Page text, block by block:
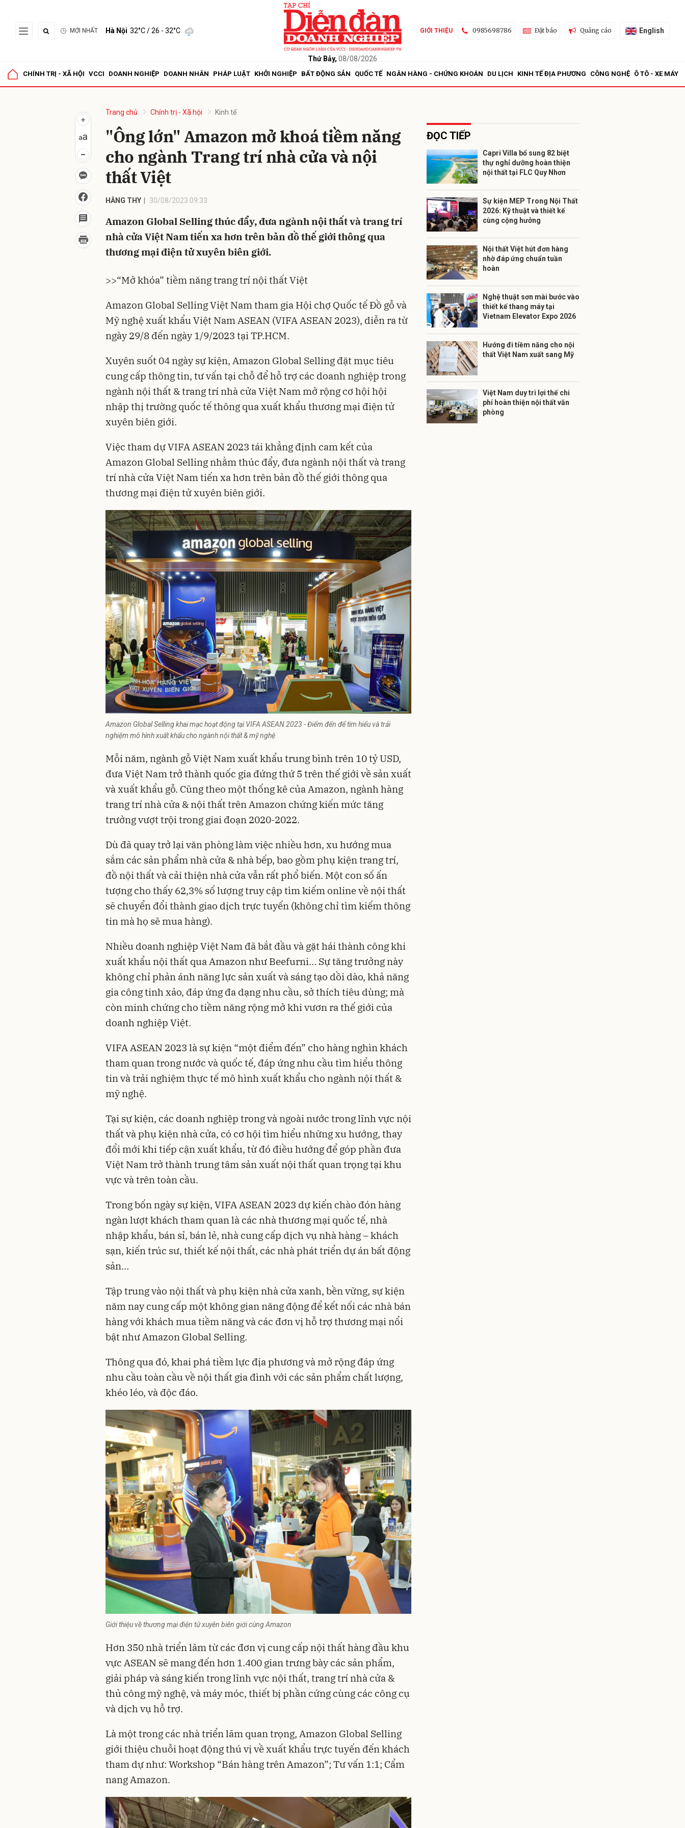
MỚI NHẤT Hà Nội 32°C/ 26 - 32°C
Thứ Bảy, 08/08/2026
GIỚI THIỆU 0985698786 Đặt báo Quảng cáo English
CHÍNH TRỊ - XÃ HỘI VCCI DOANH NGHIỆP DOANH NHÂN PHÁP LUẬT KHỞI NGHIỆP BẤT ĐỘNG SẢN QUỐC TẾ NGÂN HÀNG - CHỨNG KHOÁN DU LỊCH KINH TẾ ĐỊA PHƯƠNG CÔNG NGHỆ Ô TÔ - XE MÁY
Trang chủ Chính trị - Xã hội Kinh tế
"Ông lớn" Amazon mở khoá tiềm năng
cho ngành Trang trí nhà cửa và nội
thất Việt
HẰNG THY 30/08/2023 09:33
Amazon Global Selling thúc đẩy, đưa ngành nội thất và trang trí
nhà cửa Việt Nam tiến xa hơn trên bản đồ thế giới thông qua
thương mại điện tử xuyên biên giới.
>>“Mở khóa” tiềm năng trang trí nội thất Việt
Amazon Global Selling Việt Nam tham gia Hội chợ Quốc tế Đồ gỗ và
Mỹ nghệ xuất khẩu Việt Nam ASEAN (VIFA ASEAN 2023), diễn ra từ
ngày 29/8 đến ngày 1/9/2023 tại TP.HCM.
Xuyên suốt 04 ngày sự kiện, Amazon Global Selling đặt mục tiêu
cung cấp thông tin, tư vấn tại chỗ để hỗ trợ các doanh nghiệp trong
ngành nội thất & trang trí nhà cửa Việt Nam mở rộng cơ hội hội
nhập thị trường quốc tế thông qua xuất khẩu thương mại điện tử
xuyên biên giới.
Việc tham dự VIFA ASEAN 2023 tái khẳng định cam kết của
Amazon Global Selling nhằm thúc đẩy, đưa ngành nội thất và trang
trí nhà cửa Việt Nam tiến xa hơn trên bản đồ thế giới thông qua
thương mại điện tử xuyên biên giới.
Amazon Global Selling khai mạc hoạt động tại VIFA ASEAN 2023 - Điểm đến để tìm hiểu và trải
nghiệm mô hình xuất khẩu cho ngành nội thất & mỹ nghệ
Mỗi năm, ngành gỗ Việt Nam xuất khẩu trung bình trên 10 tỷ USD,
đưa Việt Nam trở thành quốc gia đứng thứ 5 trên thế giới về sản xuất
và xuất khẩu gỗ. Cũng theo một thống kê của Amazon, ngành hàng
trang trí nhà cửa & nội thất trên Amazon chứng kiến mức tăng
trưởng vượt trội trong giai đoạn 2020-2022.
Dù đã quay trở lại văn phòng làm việc nhiều hơn, xu hướng mua
sắm các sản phẩm nhà cửa & nhà bếp, bao gồm phụ kiện trang trí,
đồ nội thất và cải thiện nhà cửa vẫn rất phổ biến. Một con số ấn
tượng cho thấy 62,3% số lượng truy cập tìm kiếm online về nội thất
sẽ chuyển đổi thành giao dịch trực tuyến (không chỉ tìm kiếm thông
tin mà họ sẽ mua hàng).
Nhiều doanh nghiệp Việt Nam đã bắt đầu và gặt hái thành công khi
xuất khẩu nội thất qua Amazon như Beefurni… Sự tăng trưởng này
không chỉ phản ánh năng lực sản xuất và sáng tạo dồi dào, khả năng
gia công tinh xảo, đáp ứng đa dạng nhu cầu, sở thích tiêu dùng; mà
còn minh chứng cho tiềm năng rộng mở khi vươn ra thế giới của
doanh nghiệp Việt.
VIFA ASEAN 2023 là sự kiện “một điểm đến” cho hàng nghìn khách
tham quan trong nước và quốc tế, đáp ứng nhu cầu tìm hiểu thông
tin và trải nghiệm thực tế mô hình xuất khẩu cho ngành nội thất &
mỹ nghệ.
Tại sự kiện, các doanh nghiệp trong và ngoài nước trong lĩnh vực nội
thất và phụ kiện nhà cửa, có cơ hội tìm hiểu những xu hướng, thay
đổi mới khi tiếp cận xuất khẩu, từ đó điều hướng để góp phần đưa
Việt Nam trở thành trung tâm sản xuất nội thất quan trọng tại khu
vực và trên toàn cầu.
Trong bốn ngày sự kiện, VIFA ASEAN 2023 dự kiến chào đón hàng
ngàn lượt khách tham quan là các nhà thương mại quốc tế, nhà
nhập khẩu, bán sỉ, bán lẻ, nhà cung cấp dịch vụ nhà hàng – khách
sạn, kiến trúc sư, thiết kế nội thất, các nhà phát triển dự án bất động
sản…
Tập trung vào nội thất và phụ kiện nhà cửa xanh, bền vững, sự kiện
năm nay cung cấp một không gian năng động để kết nối các nhà bán
hàng với khách mua tiềm năng và các đơn vị hỗ trợ thương mại nổi
bật như Amazon Global Selling.
Thông qua đó, khai phá tiềm lực địa phương và mở rộng đáp ứng
nhu cầu toàn cầu về nội thất gia đình với các sản phẩm chất lượng,
khéo léo, và độc đáo.
Giới thiệu về thương mại điện tử xuyên biên giới cùng Amazon
Hơn 350 nhà triển lãm từ các đơn vị cung cấp nội thất hàng đầu khu
vực ASEAN sẽ mang đến hơn 1.400 gian trưng bày các sản phẩm,
giải pháp và sáng kiến trong lĩnh vực nội thất, trang trí nhà cửa &
thủ công mỹ nghệ, và máy móc, thiết bị phần cứng cùng các công cụ
và dịch vụ hỗ trợ.
Là một trong các nhà triển lãm quan trọng, Amazon Global Selling
giới thiệu chuỗi hoạt động thú vị về xuất khẩu trực tuyến đến khách
tham dự như: Workshop “Bán hàng trên Amazon”; Tư vấn 1:1; Cẩm
nang Amazon.
ĐỌC TIẾP
Capri Villa bổ sung 82 biệt
thự nghỉ dưỡng hoàn thiện
nội thất tại FLC Quy Nhơn
Sự kiện MEP Trong Nội Thất
2026: Kỹ thuật và thiết kế
cùng cộng hưởng
Nội thất Việt hút đơn hàng
nhờ đáp ứng chuẩn tuần
hoàn
Nghệ thuật sơn mài bước vào
thiết kế thang máy tại
Vietnam Elevator Expo 2026
Hướng đi tiềm năng cho nội
thất Việt Nam xuất sang Mỹ
Việt Nam duy trì lợi thế chi
phí hoàn thiện nội thất văn
phòng
Gửi